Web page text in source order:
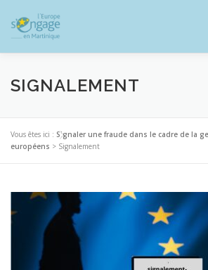
contenu
PROGRAMMES J’AI UN PROJET
RESSOURCES DOCUMENTAIRES
SIGNALEMENT
Vous êtes ici : Signaler une fraude dans le cadre de la
européens > Signalement